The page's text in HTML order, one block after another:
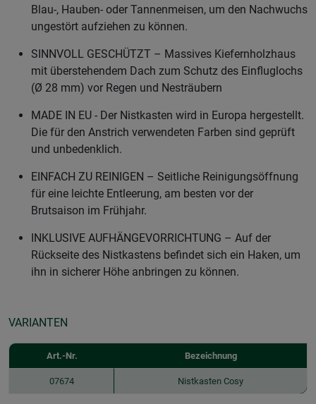
Blau-, Hauben- oder Tannenmeisen, um den Nachwuchs
ungestört aufziehen zu können.
SINNVOLL GESCHÜTZT – Massives Kiefernholzhaus
mit überstehendem Dach zum Schutz des Einfluglochs
(Ø 28 mm) vor Regen und Nesträubern
MADE IN EU - Der Nistkasten wird in Europa hergestellt.
Die für den Anstrich verwendeten Farben sind geprüft
und unbedenklich.
EINFACH ZU REINIGEN – Seitliche Reinigungsöffnung
für eine leichte Entleerung, am besten vor der
Brutsaison im Frühjahr.
INKLUSIVE AUFHÄNGEVORRICHTUNG – Auf der
Rückseite des Nistkastens befindet sich ein Haken, um
ihn in sicherer Höhe anbringen zu können.
VARIANTEN
Art.-Nr. Bezeichnung
07674 Nistkasten Cosy